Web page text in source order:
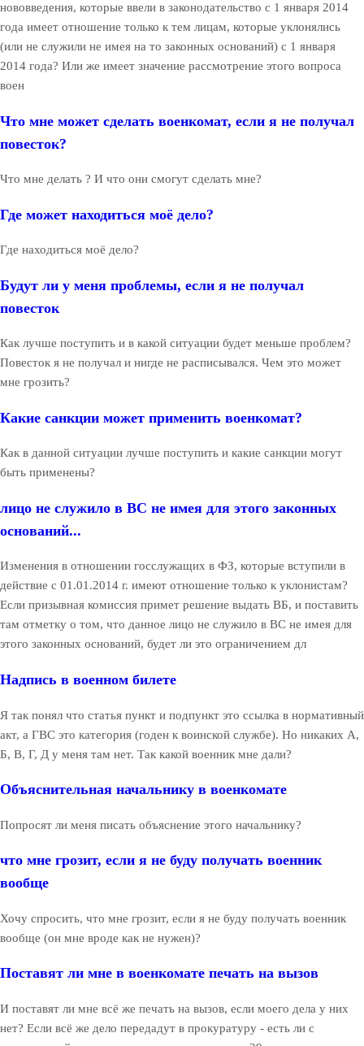
нововведения, которые ввели в законодательство с 1 января 2014
года имеет отношение только к тем лицам, которые уклонялись
(или не служили не имея на то законных оснований) с 1 января
2014 года? Или же имеет значение рассмотрение этого вопроса
воен
Что мне может сделать военкомат, если я не получал
повесток?
Что мне делать ? И что они смогут сделать мне?
Где может находиться моё дело?
Где находиться моё дело?
Будут ли у меня проблемы, если я не получал
повесток
Как лучше поступить и в какой ситуации будет меньше проблем?
Повесток я не получал и нигде не расписывался. Чем это может
мне грозить?
Какие санкции может применить военкомат?
Как в данной ситуации лучше поступить и какие санкции могут
быть применены?
лицо не служило в ВС не имея для этого законных
оснований...
Изменения в отношении госслужащих в ФЗ, которые вступили в
действие с 01.01.2014 г. имеют отношение только к уклонистам?
Если призывная комиссия примет решение выдать ВБ, и поставить
там отметку о том, что данное лицо не служило в ВС не имея для
этого законных оснований, будет ли это ограничением дл
Надпись в военном билете
Я так понял что статья пункт и подпункт это ссылка в нормативный
акт, а ГВС это категория (годен к воинской службе). Но никаких А,
Б, В, Г, Д у меня там нет. Так какой военник мне дали?
Объяснительная начальнику в военкомате
Попросят ли меня писать объяснение этого начальнику?
что мне грозит, если я не буду получать военник
вообще
Хочу спросить, что мне грозит, если я не буду получать военник
вообще (он мне вроде как не нужен)?
Поставят ли мне в военкомате печать на вызов
И поставят ли мне всё же печать на вызов, если моего дела у них
нет? Если всё же дело передадут в прокуратуру - есть ли с